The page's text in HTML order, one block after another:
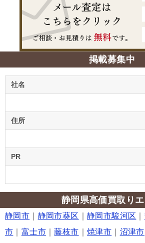
掲載募集中
社名
住所
PR
静岡県高価買取り
静岡市 静岡市葵区 ｜静岡市駿河区
市
富士市 藤枝市 ｜焼津市 沼津市